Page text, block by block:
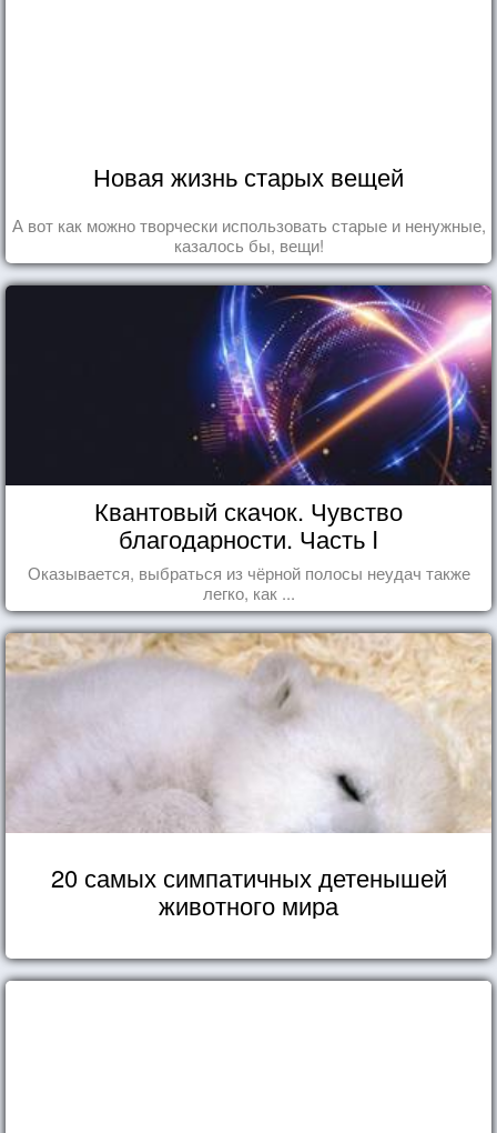
Новая жизнь старых вещей
А вот как можно творчески использовать старые и ненужные,
казалось бы, вещи!
Квантовый скачок. Чувство
благодарности. Часть I
Оказывается, выбраться из чёрной полосы неудач также
легко, как ...
20 самых симпатичных детенышей
животного мира